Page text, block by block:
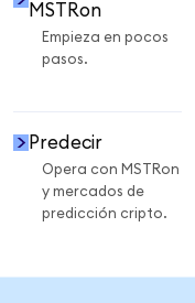
MSTRon
Empieza en pocos
pasos.
Predecir
Opera con MSTRon
y mercados de
predicción cripto.